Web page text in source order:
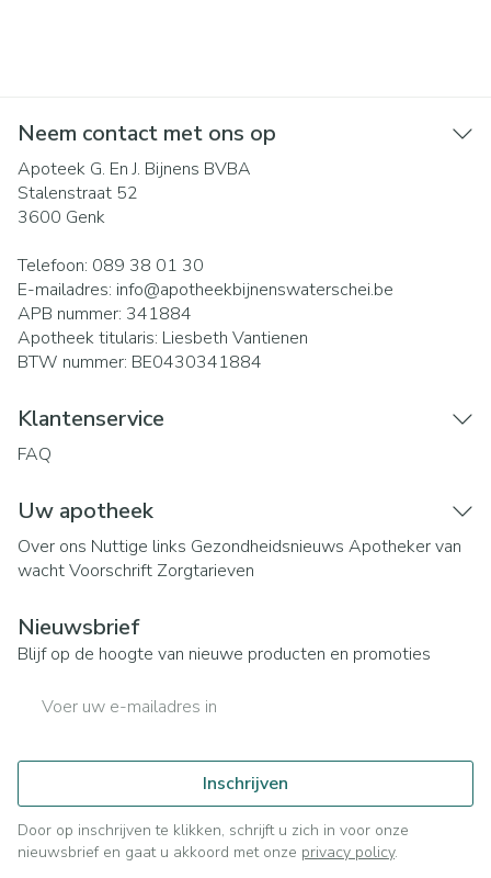
Neem contact met ons op
Apoteek G. En J. Bijnens BVBA
Stalenstraat 52
3600 Genk
Telefoon: 089 38 01 30
E-mailadres: info@apotheekbijnenswaterschei.be
APB nummer: 341884
Apotheek titularis: Liesbeth Vantienen
BTW nummer: BE0430341884
Klantenservice
FAQ
Uw apotheek
Over ons Nuttige links Gezondheidsnieuws Apotheker van
wachtVoorschrift Zorgtarieven
Nieuwsbrief
Blijf op de hoogte van nieuwe producten en promoties
Inschrijven
Door op inschrijven te klikken, schrijft u zich in voor onze
nieuwsbrief en gaat u akkoord met onze privacy policy.